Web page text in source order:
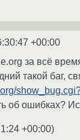
+00:00
за всё
такой баг,
об ошибках?
+00:00)